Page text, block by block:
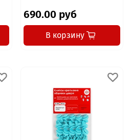
690.00 руб
В корзину